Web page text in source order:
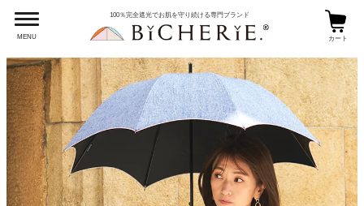
MENU
100％完全遮光でお肌を守り続ける専門ブランド
カート